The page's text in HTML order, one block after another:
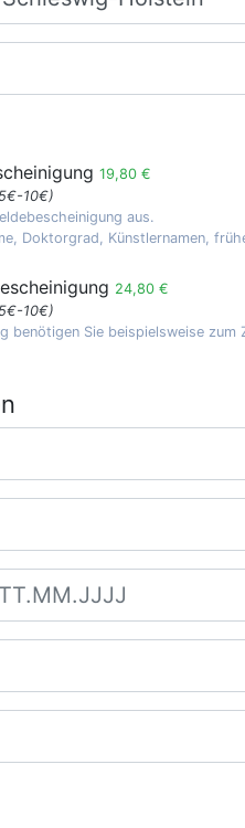
19,80 €
10€)
aus.
Doktorgrad, Künstlernamen,
24,80 €
10€)
benötigen Sie beispielsweise